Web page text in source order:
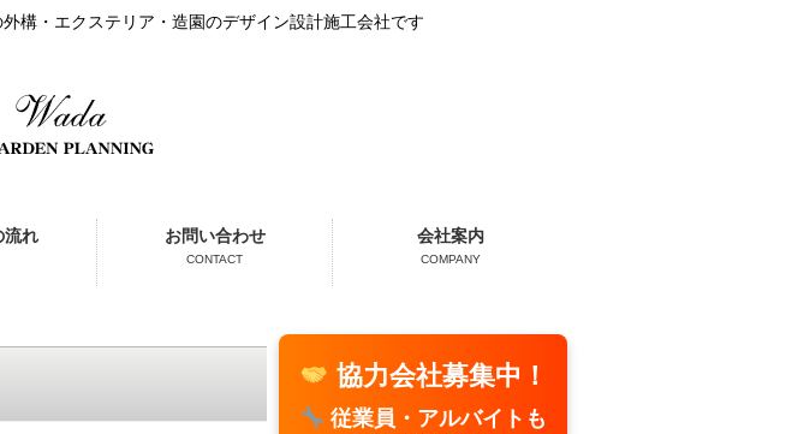
構・エクステリア・造園のデザイン設計施工会社です
流れ お問い合わせ
CONTACT
会社案内
COMPANY
協力会社募集中！
従業員・アルバイトも